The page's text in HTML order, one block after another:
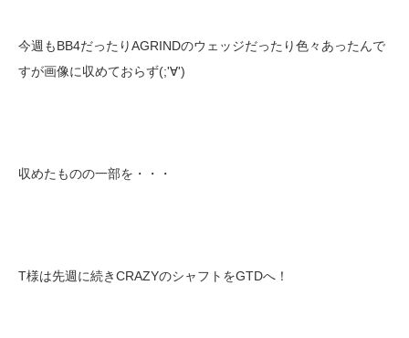
今週もBB4だったりAGRINDのウェッジだったり色々あったんで
すが画像に収めておらず(;'∀')
収めたものの一部を・・・
T様は先週に続きCRAZYのシャフトをGTDへ！